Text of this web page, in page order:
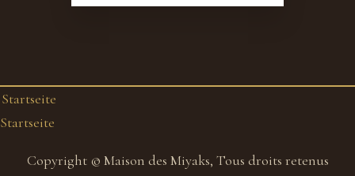
Startseite
Startseite
Copyright © Maison des Miyaks, Tous droits retenus